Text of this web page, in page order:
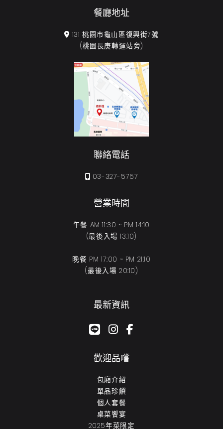
餐廳地址
131 桃園市龜山區復興街7號
(桃園長庚轉運站旁)
聯絡電話
03-327-5757
營業時間
午餐 AM 11:30 ~ PM 14:10
(最後入場 13:10)
晚餐 PM 17:00 ~ PM 21:10
(最後入場 20:10)
最新資訊
google-plus-g
instagram
歡迎品嚐
包廂介紹
單品珍饌
個人套餐
桌菜饗宴
2025年菜限定